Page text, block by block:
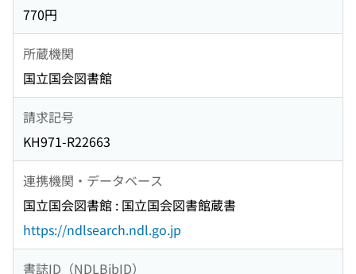
770円
所蔵機関
国立国会図書館
請求記号
KH971-R22663
連携機関・データベース
国立国会図書館 : 国立国会図書館蔵書
https://ndlsearch.ndl.go.jp
書誌ID（NDLBibID）